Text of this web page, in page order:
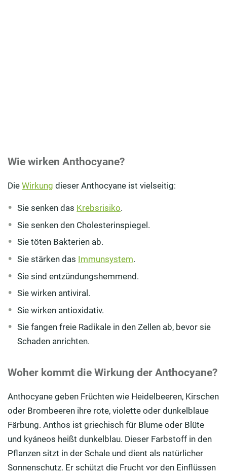
Wie wirken Anthocyane?
Die Wirkung dieser Anthocyane ist vielseitig:
Sie senken das Krebsrisiko.
Sie senken den Cholesterinspiegel.
Sie töten Bakterien ab.
Sie stärken das Immunsystem.
Sie sind entzündungshemmend.
Sie wirken antiviral.
Sie wirken antioxidativ.
Sie fangen freie Radikale in den Zellen ab, bevor sie
Schaden anrichten.
Woher kommt die Wirkung der Anthocyane?
Anthocyane geben Früchten wie Heidelbeeren, Kirschen
oder Brombeeren ihre rote, violette oder dunkelblaue
Färbung. Anthos ist griechisch für Blume oder Blüte
und kyáneos heißt dunkelblau. Dieser Farbstoff in den
Pflanzen sitzt in der Schale und dient als natürlicher
Sonnenschutz. Er schützt die Frucht vor den Einflüssen